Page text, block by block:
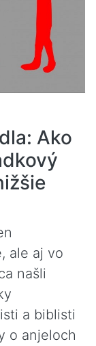
Ako
ale aj vo
našli
a biblisti
o anjeloch